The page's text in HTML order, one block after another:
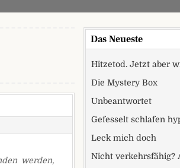
werden,
Das Neueste
Hitzetod. Jetzt aber
Die Mystery Box
Unbeantwortet
Gefesselt schlafen
Leck mich doch
Nicht verkehrsfähig?